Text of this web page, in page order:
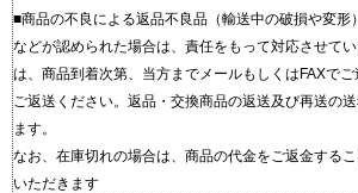
■商品の不良による返品 不良品（輸送中の破損や変
などが認められた場合は、責任をもって対応させて
は、商品到着次第、当方までメールもしくはFAXで
ご返送ください。 返品・交換商品の返送及び再送の
ます。
なお、在庫切れの場合は、商品の代金をご返金する
いただきます